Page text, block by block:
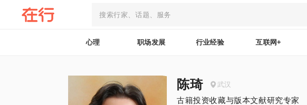
心理 职场发展 行业经验 互联网+
陈琦 武汉
古籍投资收藏与版本文献研究专家